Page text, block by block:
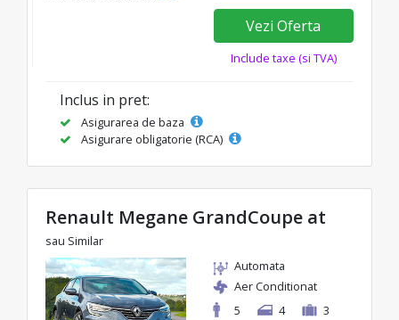
Vezi Oferta
Include taxe (si TVA)
Inclus in pret:
Asigurarea de baza
Asigurare obligatorie (RCA)
Renault Megane GrandCoupe at
sau Similar
Automata
Aer Conditionat
5
4 3